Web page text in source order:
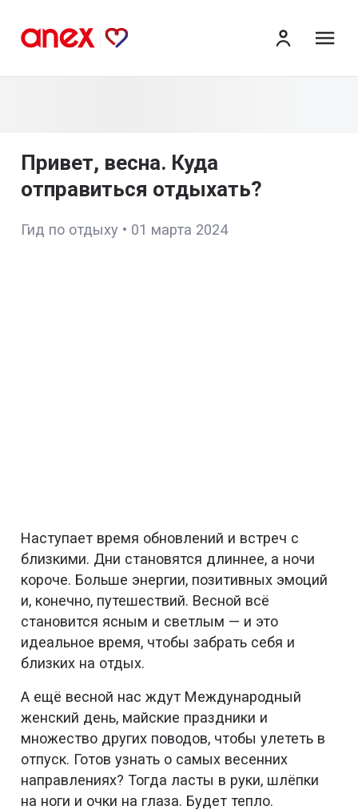
Привет, весна. Куда
отправиться отдыхать?
Гид по отдыху • 01 марта 2024
Наступает время обновлений и встреч с
близкими. Дни становятся длиннее, а ночи
короче. Больше энергии, позитивных эмоций
и, конечно, путешествий. Весной всё
становится ясным и светлым — и это
идеальное время, чтобы забрать себя и
близких на отдых.
А ещё весной нас ждут Международный
женский день, майские праздники и
множество других поводов, чтобы улететь в
отпуск. Готов узнать о самых весенних
направлениях? Тогда ласты в руки, шлёпки
на ноги и очки на глаза. Будет тепло.